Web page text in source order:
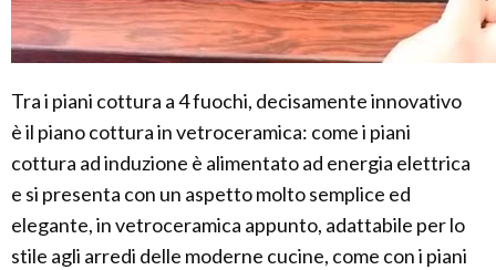
Tra i piani cottura a 4 fuochi, decisamente innovativo
è il piano cottura in vetroceramica: come i piani
cottura ad induzione è alimentato ad energia elettrica
e si presenta con un aspetto molto semplice ed
elegante, in vetroceramica appunto, adattabile per lo
stile agli arredi delle moderne cucine, come con i piani